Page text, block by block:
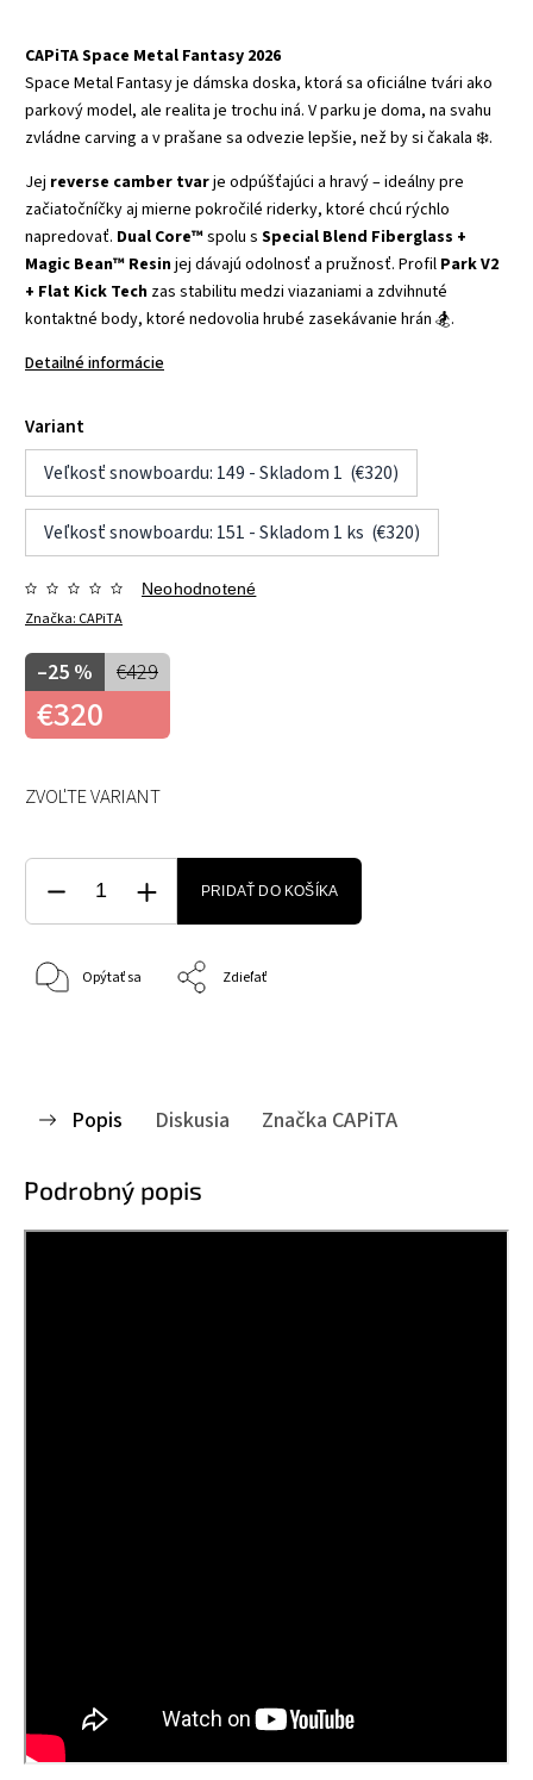
CAPiTA Space Metal Fantasy 2026
Space Metal Fantasy je dámska doska, ktorá sa oficiálne tvári ako
parkový model, ale realita je trochu iná. V parku je doma, na svahu
zvládne carving a v prašane sa odvezie lepšie, než by si čakala ❄️.
Jej reverse camber tvarje odpúšťajúci a hravý – ideálny pre
začiatočníčky aj mierne pokročilé riderky, ktoré chcú rýchlo
napredovať. Dual Core™spolu s Special Blend Fiberglass +
Magic Bean™ Resinjej dávajú odolnosť a pružnosť. Profil Park V2
+ Flat Kick Tech zas stabilitu medzi viazaniami a zdvihnuté
kontaktné body, ktoré nedovolia hrubé zasekávanie hrán 🏂.
Detailné informácie
Variant
Veľkosť snowboardu: 149 - Skladom 1 (€320)
Veľkosť snowboardu: 151 - Skladom 1 ks (€320)
Značka: CAPiTA
Neohodnotené
€429
–25 %
€320
ZVOĽTE VARIANT
PRIDAŤ DO KOŠÍKA
Opýtať sa Zdieľať
Popis Diskusia Značka CAPiTA
Podrobný popis